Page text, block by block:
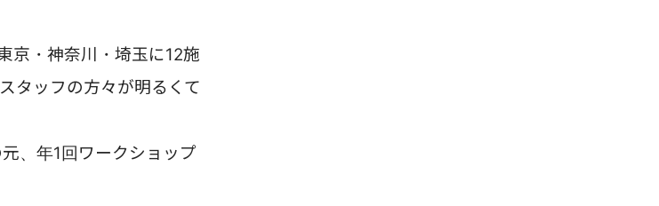
京・神奈川・埼玉に12施
スタッフの方々が明るくて
、年1回ワークショップ